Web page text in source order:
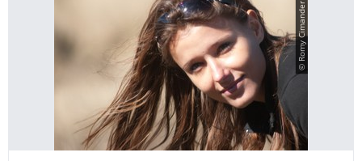
© Romy Cimander